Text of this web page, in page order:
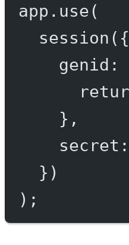
app. use(
session ({
genid :
},
})
);